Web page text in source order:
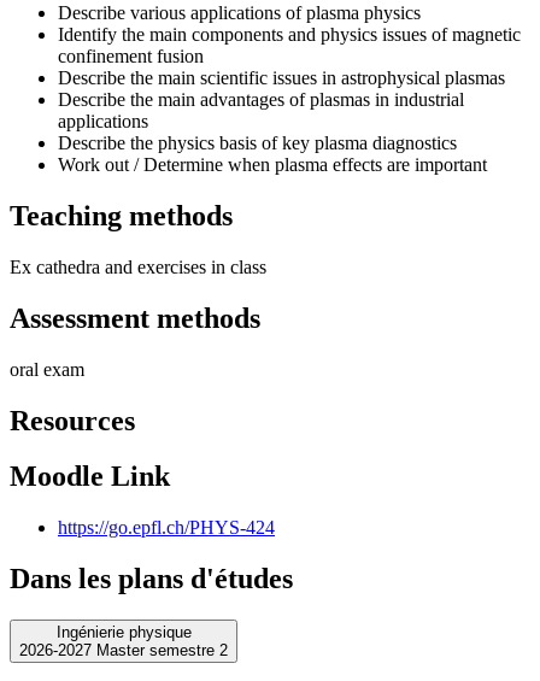
Describe various applications of plasma physics
Identify the main components and physics issues of magnetic
confinement fusion
Describe the main scientific issues in astrophysical plasmas
Describe the main advantages of plasmas in industrial
applications
Describe the physics basis of key plasma diagnostics
Work out / Determine when plasma effects are important
Teaching methods
Ex cathedra and exercises in class
Assessment methods
oral exam
Resources
Moodle Link
https://go.epfl.ch/PHYS-424
Dans les plans d'études
Ingénierie physique
2026-2027 Master semestre 2